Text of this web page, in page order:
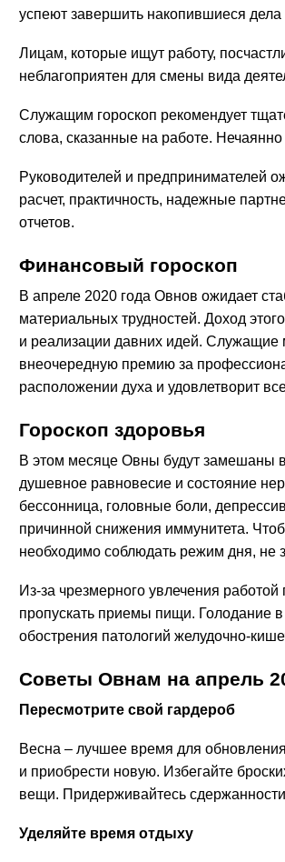
успеют завершить накопившиеся
Лицам, которые ищут работу,
неблагоприятен для смены вида
Служащим гороскоп рекомендует
слова, сказанные на работе.
Руководителей и предпринимателей
расчет, практичность, надежные
отчетов.
Финансовый гороскоп
В апреле 2020 года Овнов ожидает
материальных трудностей. Доход
и реализации давних идей. Служащие
внеочередную премию за
расположении духа и удовлетворит
Гороскоп здоровья
В этом месяце Овны будут замешаны
душевное равновесие и состояние
бессонница, головные боли,
причинной снижения иммунитета.
необходимо соблюдать режим дня, не
Из-за чрезмерного увлечения работой
пропускать приемы пищи. Голодание
обострения патологий желудочно-
Советы Овнам на апрель
Пересмотрите свой гардероб
Весна – лучшее время для
и приобрести новую. Избегайте
вещи. Придерживайтесь сдержанности
Уделяйте время отдыху